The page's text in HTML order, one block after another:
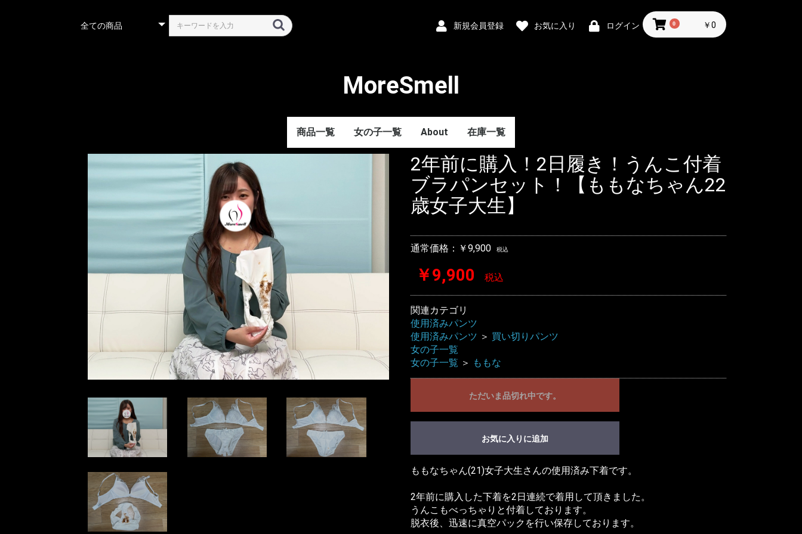
新規会員登録 お気に入り ログイン 0 ￥0
MoreSmell
商品一覧 女の子一覧 About 在庫一覧
2年前に購入！2日履き！うんこ付着
ブラパンセット！【ももなちゃん22
歳女子大生】
通常価格：￥9,900 税込
￥9,900 税込
関連カテゴリ
使用済みパンツ
使用済みパンツ ＞ 買い切りパンツ
女の子一覧
女の子一覧 ＞ ももな
ただいま品切れ中です。
お気に入りに追加
ももなちゃん(21)女子大生さんの使用済み下着です。
2年前に購入した下着を2日連続で着用して頂きました。
うんこもべっちゃりと付着しております。
脱衣後、迅速に真空パックを行い保存しております。